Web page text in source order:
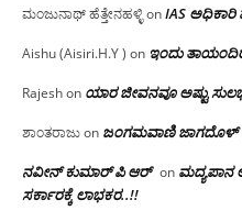
ಮಂಜುನಾಥ್ ಹೆತ್ತೇನಹಳ್ಳಿonIAS
Aishu (Aisiri.H.Y ) on ಇಂದು
Rajeshon ಯಾರ ಜೀವನವೂ ಅಷ್ಟು
ಶಾಂತರಾಜುon ಜಂಗಮವಾಣಿ ಜಾಗದೊಳ್
ನವೀನ್ ಕುಮಾರ್ ಪಿ ಆರ್ on ಮದ್ಯಪಾನ
ಸರ್ಕಾರಕ್ಕೆ ಲಾಭಕರ..!!